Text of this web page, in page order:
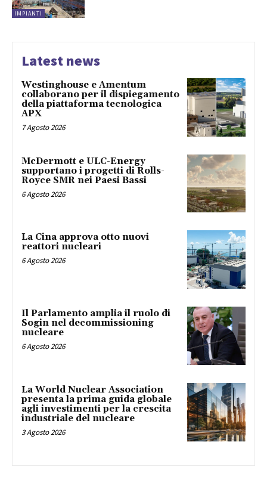
IMPIANTI
Latest news
Westinghouse e Amentum
collaborano per il dispiegamento
della piattaforma tecnologica
APX
7 Agosto 2026
McDermott e ULC-Energy
supportano i progetti di Rolls-
Royce SMR nei Paesi Bassi
6 Agosto 2026
La Cina approva otto nuovi
reattori nucleari
6 Agosto 2026
Il Parlamento amplia il ruolo di
Sogin nel decommissioning
nucleare
6 Agosto 2026
La World Nuclear Association
presenta la prima guida globale
agli investimenti per la crescita
industriale del nucleare
3 Agosto 2026